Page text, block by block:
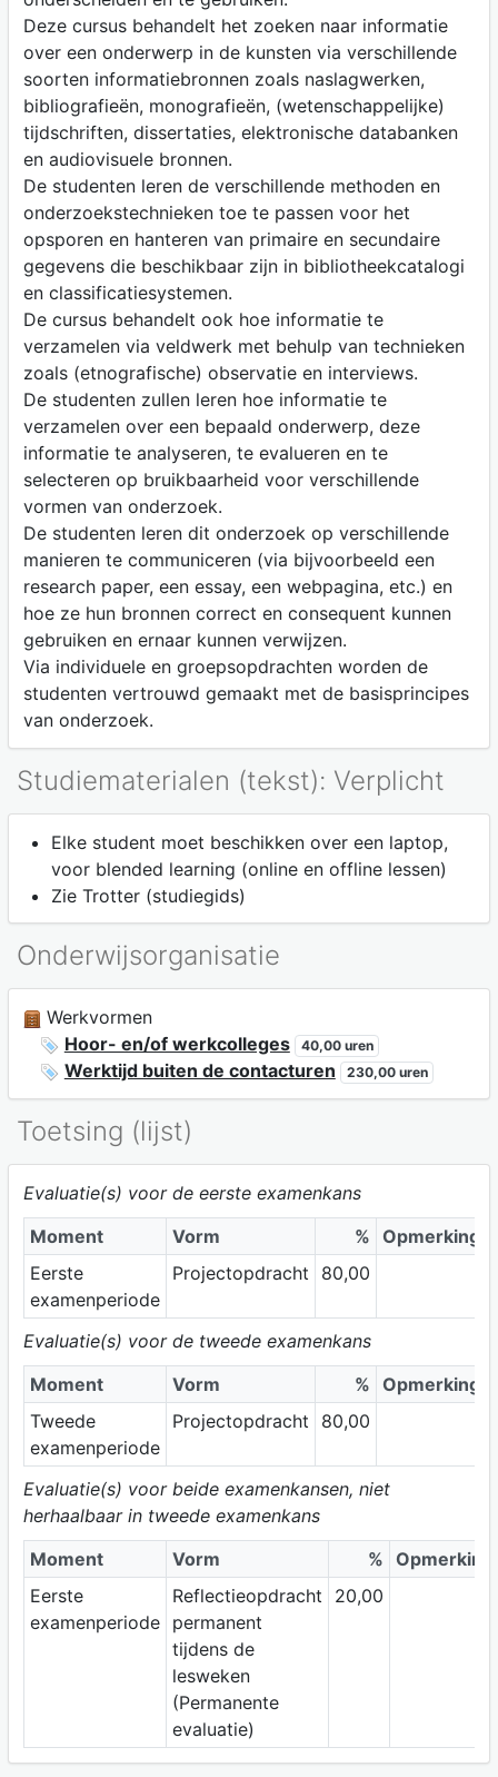
Deze cursus behandelt het zoeken naar informatie
over een onderwerp in de kunsten via verschillende
soorten informatiebronnen zoals naslagwerken,
bibliografieën, monografieën, (wetenschappelijke)
tijdschriften, dissertaties, elektronische databanken
en audiovisuele bronnen.
De studenten leren de verschillende methoden en
onderzoekstechnieken toe te passen voor het
opsporen en hanteren van primaire en secundaire
gegevens die beschikbaar zijn in bibliotheekcatalogi
en classificatiesystemen.
De cursus behandelt ook hoe informatie te
verzamelen via veldwerk met behulp van technieken
zoals (etnografische) observatie en interviews.
De studenten zullen leren hoe informatie te
verzamelen over een bepaald onderwerp, deze
informatie te analyseren, te evalueren en te
selecteren op bruikbaarheid voor verschillende
vormen van onderzoek.
De studenten leren dit onderzoek op verschillende
manieren te communiceren (via bijvoorbeeld een
research paper, een essay, een webpagina, etc.) en
hoe ze hun bronnen correct en consequent kunnen
gebruiken en ernaar kunnen verwijzen.
Via individuele en groepsopdrachten worden de
studenten vertrouwd gemaakt met de basisprincipes
van onderzoek.
Studiematerialen (tekst): Verplicht
Elke student moet beschikken over een laptop,
voor blended learning (online en offline lessen)
Zie Trotter (studiegids)
Onderwijsorganisatie
Werkvormen
Hoor- en/of werkcolleges
40,00 uren
Werktijd buiten de contacturen 230,00 uren
Toetsing (lijst)
Evaluatie(s) voor de eerste examenkans
Moment
Vorm % Opmerking
Eerste
examenperiode
Projectopdracht 80,00
Evaluatie(s) voor de tweede examenkans
Moment
Vorm % Opmerking
Tweede
examenperiode
Projectopdracht 80,00
Evaluatie(s) voor beide examenkansen, niet
herhaalbaar in tweede examenkans
Moment
Vorm % Opmerking
Eerste
examenperiode
Reflectieopdracht
permanent
tijdens de
lesweken
(Permanente
evaluatie)
20,00